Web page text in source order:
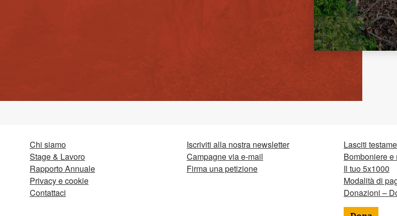
Chi siamo
Stage & Lavoro
Rapporto Annuale
Privacy e cookie
Contattaci
Iscriviti alla nostra newsletter
Campagne via e-mail
Firma una petizione
Lasciti
Bomboniere e
Il tuo 5x1000
Modalità di
Donazioni –